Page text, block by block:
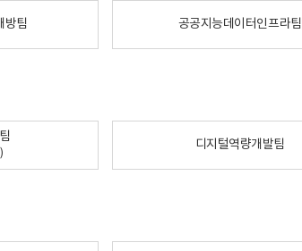
방팀 공공지능데이터인프라팀
디지털역량개발팀